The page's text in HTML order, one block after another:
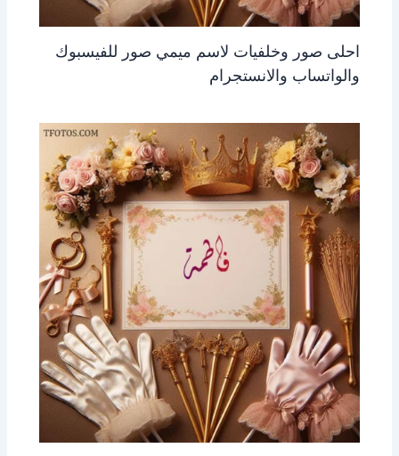
احلى صور وخلفيات لاسم ميمي صور للفيسبوك
والواتساب والانستجرام